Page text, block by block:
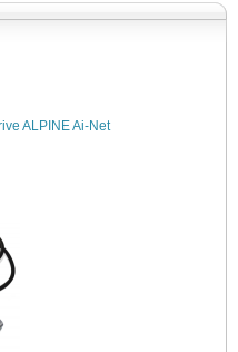
ALPINE Ai-Net